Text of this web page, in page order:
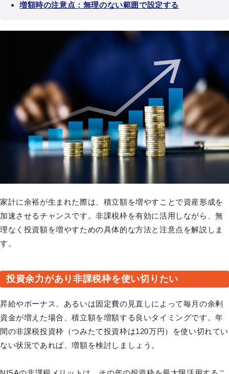
増額時の注意点：無理のない範囲で設定する
家計に余裕が生まれた際は、積立額を増やすことで資産形成を
加速させるチャンスです。非課税枠を有効に活用しながら、無
理なく投資額を増やすための具体的な方法と注意点を解説しま
す。
投資余力があり非課税枠を使い切りたい
昇給やボーナス、あるいは固定費の見直しによって毎月の余剰
資金が増えた場合、積立額を増額する良いタイミングです。年
間の非課税投資枠（つみたて投資枠は120万円）を使い切れてい
ない状況であれば、増額を検討しましょう。